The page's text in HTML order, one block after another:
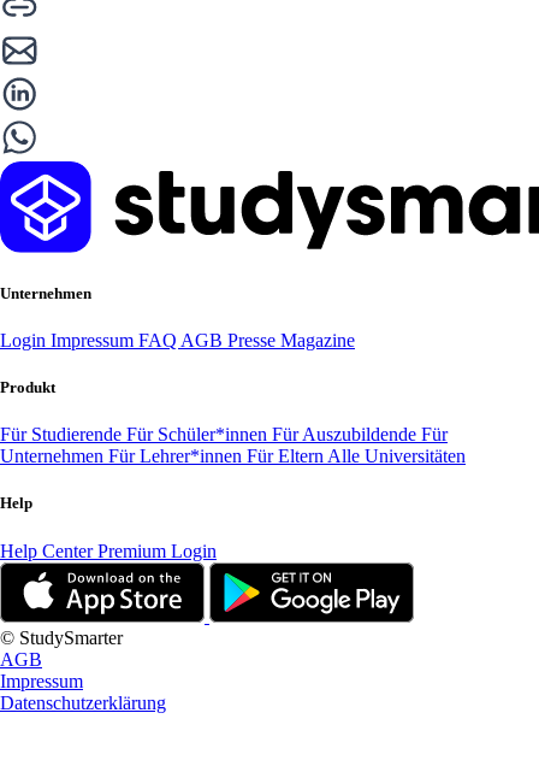
Unternehmen
Login Impressum FAQ AGB Presse Magazine
Produkt
Für Studierende Für Schüler*innen Für Auszubildende Für
Unternehmen Für Lehrer*innen Für Eltern Alle Universitäten
Help
Help CenterPremium Login
© StudySmarter
AGB
Impressum
Datenschutzerklärung